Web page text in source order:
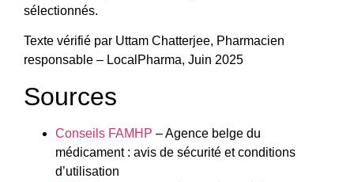
sélectionnés.
Texte vérifié par Uttam Chatterjee, Pharmacien
responsable – LocalPharma, Juin 2025
Sources
Conseils FAMHP – Agence belge du
médicament : avis de sécurité et conditions
d’utilisation